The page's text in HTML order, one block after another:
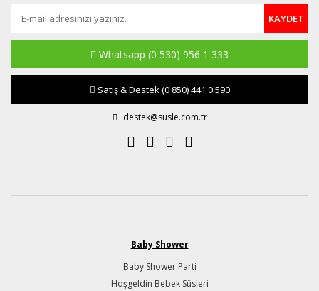
KAYDET
Whatsapp (0 530) 956 1 333
Satış & Destek(0 850) 441 0 590
destek@susle.com.tr
Baby Shower
Baby Shower Parti
Hoşgeldin Bebek Süsleri